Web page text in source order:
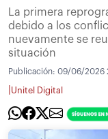
La primera
debido a los
nuevamente se
situación
Publicación: 09/06/2026
Unitel Digital